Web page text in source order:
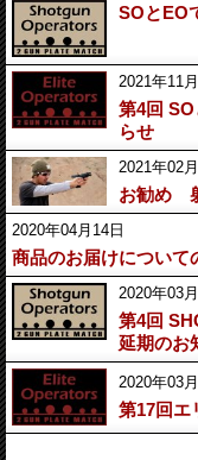
SOとEO
2021年11
第4回
らせ
2021年02
お勧め
2020年04月14日
商品のお届けについて
2020年03
第4回
延期のお
2020年03
第17回エ